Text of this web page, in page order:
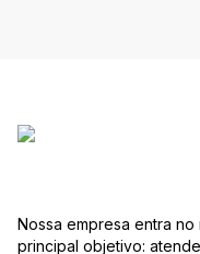
Nossa empresa entra
principal objetivo: